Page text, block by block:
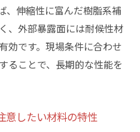
、伸縮性に富んだ樹脂系補
、外部暴露面には耐候性材
効です。現場条件に合わせ
ることで、長期的な性能を
意したい材料の特性